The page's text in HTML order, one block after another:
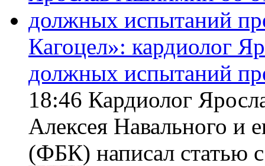
Кагоцел»: кардиолог
должных испытаний
18:46 Кардиолог
Алексея Навального и
(ФБК) написал статью